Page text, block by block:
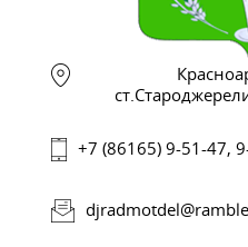
+7 (86165) 9-51-47,